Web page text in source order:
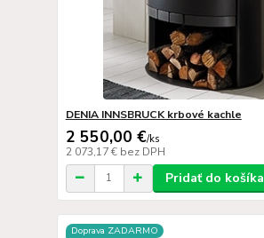
DENIA INNSBRUCK krbové kachle
2 550,00 €/ks
2 073,17 € bez DPH
Pridať do košíka
Doprava ZADARMO